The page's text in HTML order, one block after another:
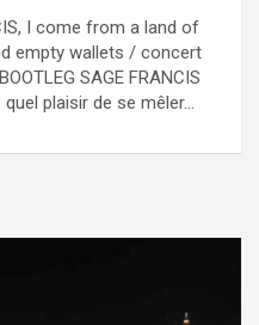
I come from a land of
empty wallets / concert
SAGE FRANCIS
plaisir de se mêler...